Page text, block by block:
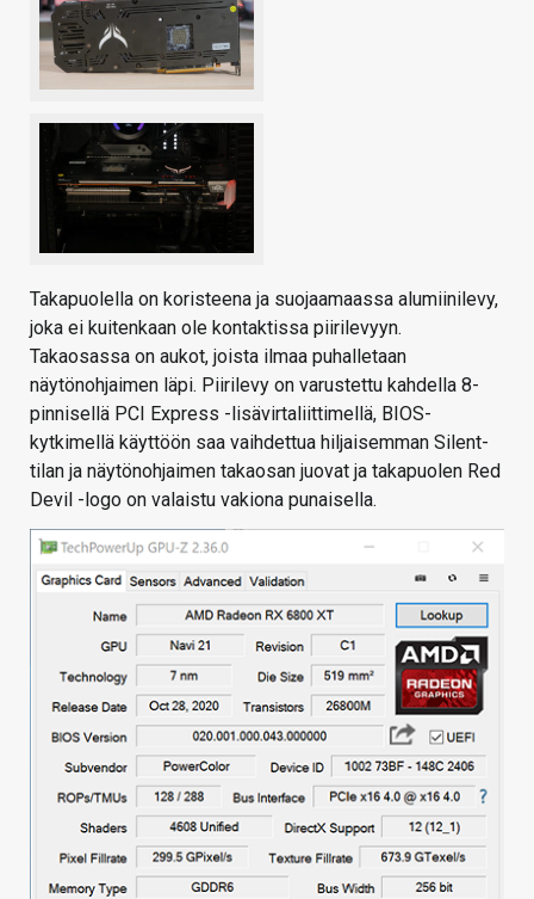
Takapuolella on koristeena ja suojaamaassa alumiinilevy,
joka ei kuitenkaan ole kontaktissa piirilevyyn.
Takaosassa on aukot, joista ilmaa puhalletaan
näytönohjaimen läpi. Piirilevy on varustettu kahdella 8-
pinnisellä PCI Express -lisävirtaliittimellä, BIOS-
kytkimellä käyttöön saa vaihdettua hiljaisemman Silent-
tilan ja näytönohjaimen takaosan juovat ja takapuolen Red
Devil -logo on valaistu vakiona punaisella.